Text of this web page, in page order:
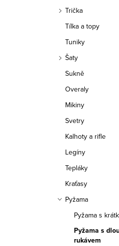
Trička
Tílka a topy
Tuniky
Šaty
Sukně
Overaly
Mikiny
Svetry
Kalhoty a rifle
Legíny
Tepláky
Kraťasy
Pyžama
Pyžama s
Pyžama s
rukávem